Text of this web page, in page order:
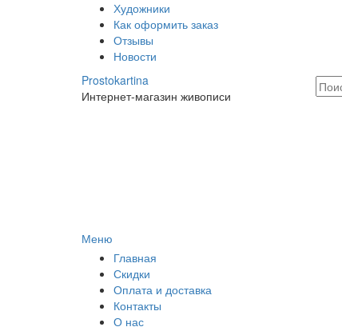
Художники
Как оформить заказ
Отзывы
Новости
Prostokartina
Интернет-магазин живописи
Меню
Главная
Скидки
Оплата и доставка
Контакты
О нас